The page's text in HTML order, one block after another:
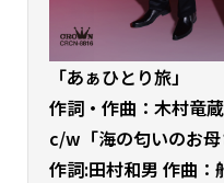
「あぁひとり旅」
作詞・作曲：木村竜
c/w「海の匂いのお母
作詞:田村和男 作曲